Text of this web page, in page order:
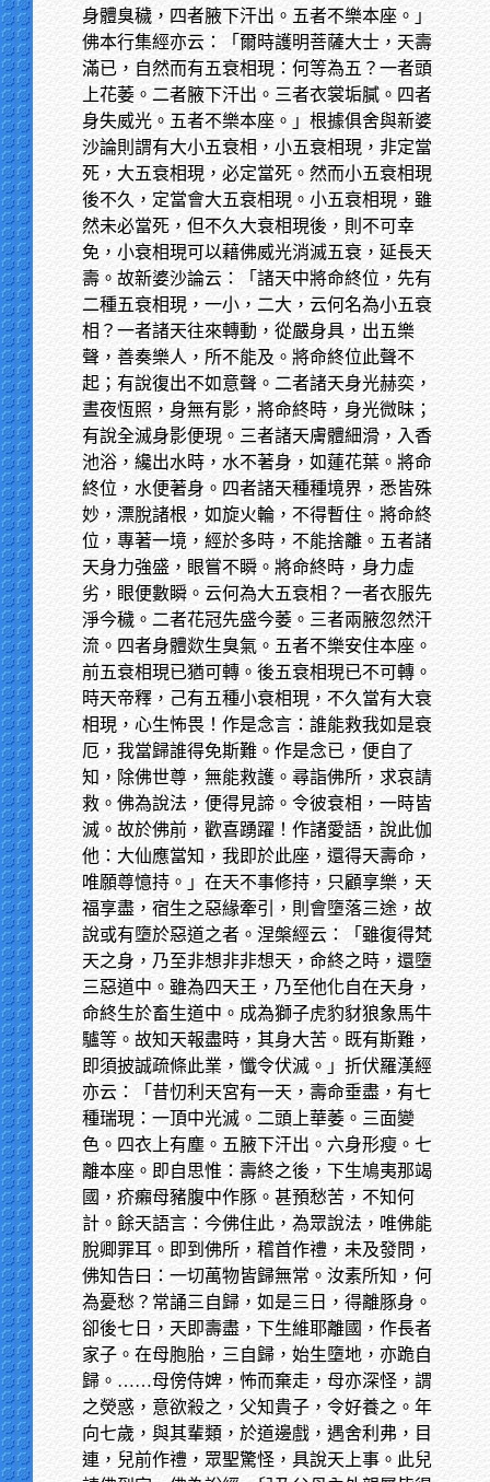
身體臭穢，四者腋下汗出。五者不樂本座。」
佛本行集經亦云：「爾時護明菩薩大士，天壽
滿已，自然而有五衰相現：何等為五？一者頭
上花萎。二者腋下汗出。三者衣裳垢膩。四者
身失威光。五者不樂本座。」根據俱舍與新婆
沙論則謂有大小五衰相，小五衰相現，非定當
死，大五衰相現，必定當死。然而小五衰相現
後不久，定當會大五衰相現。小五衰相現，雖
然未必當死，但不久大衰相現後，則不可幸
免，小衰相現可以藉佛威光消滅五衰，延長天
壽。故新婆沙論云：「諸天中將命終位，先有
二種五衰相現，一小，二大，云何名為小五衰
相？一者諸天往來轉動，從嚴身具，出五樂
聲，善奏樂人，所不能及。將命終位此聲不
起；有說復出不如意聲。二者諸天身光赫奕，
晝夜恆照，身無有影，將命終時，身光微昧；
有說全滅身影便現。三者諸天膚體細滑，入香
池浴，纔出水時，水不著身，如蓮花葉。將命
終位，水便著身。四者諸天種種境界，悉皆殊
妙，漂脫諸根，如旋火輪，不得暫住。將命終
位，專著一境，經於多時，不能捨離。五者諸
天身力強盛，眼嘗不瞬。將命終時，身力虛
劣，眼便數瞬。云何為大五衰相？一者衣服先
淨今穢。二者花冠先盛今萎。三者兩腋忽然汗
流。四者身體欻生臭氣。五者不樂安住本座。
前五衰相現已猶可轉。後五衰相現已不可轉。
時天帝釋，己有五種小衰相現，不久當有大衰
相現，心生怖畏！作是念言：誰能救我如是衰
厄，我當歸誰得免斯難。作是念已，便自了
知，除佛世尊，無能救護。尋詣佛所，求哀請
救。佛為說法，便得見諦。令彼衰相，一時皆
滅。故於佛前，歡喜踴躍！作諸愛語，說此伽
他：大仙應當知，我即於此座，還得天壽命，
唯願尊憶持。」在天不事修持，只顧享樂，天
福享盡，宿生之惡緣牽引，則會墮落三途，故
說或有墮於惡道之者。涅槃經云：「雖復得梵
天之身，乃至非想非非想天，命終之時，還墮
三惡道中。雖為四天王，乃至他化自在天身，
命終生於畜生道中。成為獅子虎豹豺狼象馬牛
驢等。故知天報盡時，其身大苦。既有斯難，
即須披誠疏條此業，懺令伏滅。」折伏羅漢經
亦云：「昔忉利天宮有一天，壽命垂盡，有七
種瑞現：一頂中光滅。二頭上華萎。三面變
色。四衣上有塵。五腋下汗出。六身形瘦。七
離本座。即自思惟：壽終之後，下生鳩夷那竭
國，疥癩母豬腹中作豚。甚預愁苦，不知何
計。餘天語言：今佛住此，為眾說法，唯佛能
脫卿罪耳。即到佛所，稽首作禮，未及發問，
佛知告曰：一切萬物皆歸無常。汝素所知，何
為憂愁？常誦三自歸，如是三日，得離豚身。
卻後七日，天即壽盡，下生維耶離國，作長者
家子。在母胞胎，三自歸，始生墮地，亦跪自
歸。……母傍侍婢，怖而棄走，母亦深怪，謂
之熒惑，意欲殺之，父知貴子，令好養之。年
向七歲，與其輩類，於道邊戲，遇舍利弗，目
連，兒前作禮，眾聖驚怪，具說天上事。此兒